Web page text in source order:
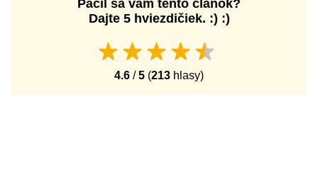
Páčil sa vám tento článok?
Dajte 5 hviezdičiek. :) :)
4.6 /5 (213 hlasy)